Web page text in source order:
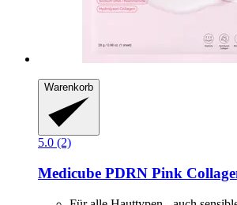
Warenkorb
5.0 (2)
Medicube PDRN Pink